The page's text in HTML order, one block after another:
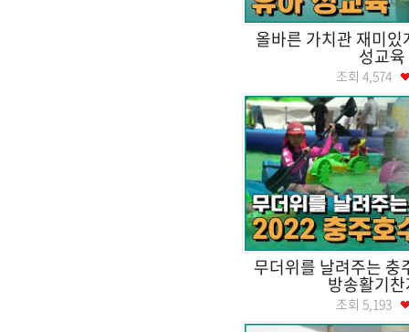
올바른 가치관 재미
성교육
조회 4,574
무더위를 날려주는 충
방송활기
조회 5,193